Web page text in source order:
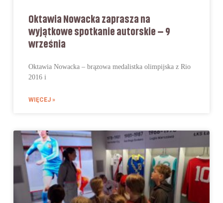
Oktawia Nowacka zaprasza na
wyjątkowe spotkanie autorskie – 9
września
Oktawia Nowacka – brązowa medalistka olimpijska z Rio
2016 i
WIĘCEJ »